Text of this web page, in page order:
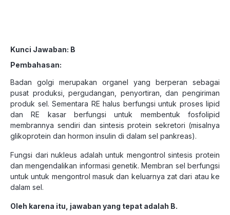
Kunci Jawaban: B
Pembahasan:
Badan golgi merupakan organel yang berperan sebagai
pusat produksi, pergudangan, penyortiran, dan pengiriman
produk sel. Sementara RE halus berfungsi untuk proses lipid
dan RE kasar berfungsi untuk membentuk fosfolipid
membrannya sendiri dan sintesis protein sekretori (misalnya
glikoprotein dan hormon insulin di dalam sel pankreas).
Fungsi dari nukleus adalah untuk mengontrol sintesis protein
dan mengendalikan informasi genetik. Membran sel berfungsi
untuk untuk mengontrol masuk dan keluarnya zat dari atau ke
dalam sel.
Oleh karena itu, jawaban yang tepat adalah B.